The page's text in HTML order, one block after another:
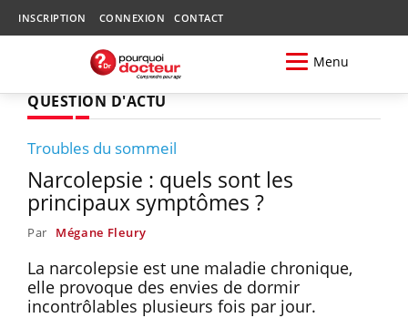
INSCRIPTION CONNEXION CONTACT
Menu
QUESTION D'ACTU
Troubles du sommeil
Narcolepsie : quels sont les
principaux symptômes ?
Par Mégane Fleury
La narcolepsie est une maladie chronique,
elle provoque des envies de dormir
incontrôlables plusieurs fois par jour.